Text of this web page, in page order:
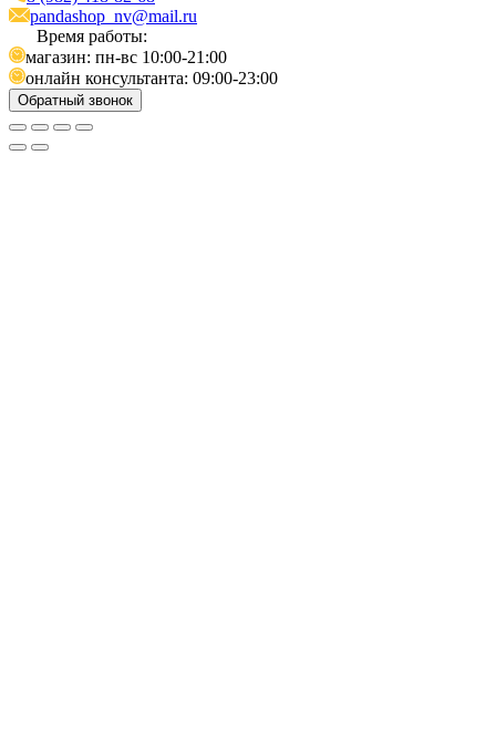
pandashop_nv@mail.ru
Время работы:
магазин: пн-вс 10:00-21:00
онлайн консультанта: 09:00-23:00
Обратный звонок